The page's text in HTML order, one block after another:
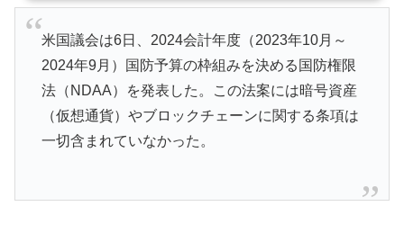
米国議会は6日、2024会計年度（2023年10月～
2024年9月）国防予算の枠組みを決める国防権限
法（NDAA）を発表した。この法案には暗号資産
（仮想通貨）やブロックチェーンに関する条項は
一切含まれていなかった。